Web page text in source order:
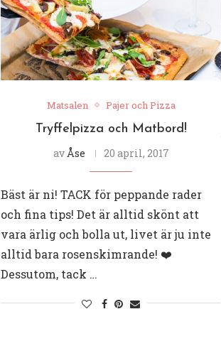
Matsalen Pajer och Pizza
Tryffelpizza och Matbord!
avÅse 20 april, 2017
Bäst är ni! TACK för peppande rader
och fina tips! Det är alltid skönt att
vara ärlig och bolla ut, livet är ju inte
alltid bara rosenskimrande! ❤️
Dessutom, tack …